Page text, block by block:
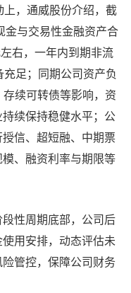
，通威股份介绍，截
金与交易性金融资产合
右，一年内到期非流
足；同期公司资产负
续可转债等影响，资
续保持稳健水平；公
信、超短融、中期票
、融资利率与期限等
性周期底部，公司后
用安排，动态评估未
管控，保障公司财务